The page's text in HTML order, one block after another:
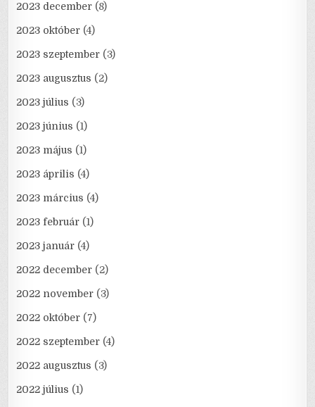
2023 december (8)
2023 október (4)
2023 szeptember (3)
2023 augusztus (2)
2023 július (3)
2023 június (1)
2023 május (1)
2023 április (4)
2023 március (4)
2023 február (1)
2023 január (4)
2022 december (2)
2022 november (3)
2022 október (7)
2022 szeptember (4)
2022 augusztus (3)
2022 július (1)